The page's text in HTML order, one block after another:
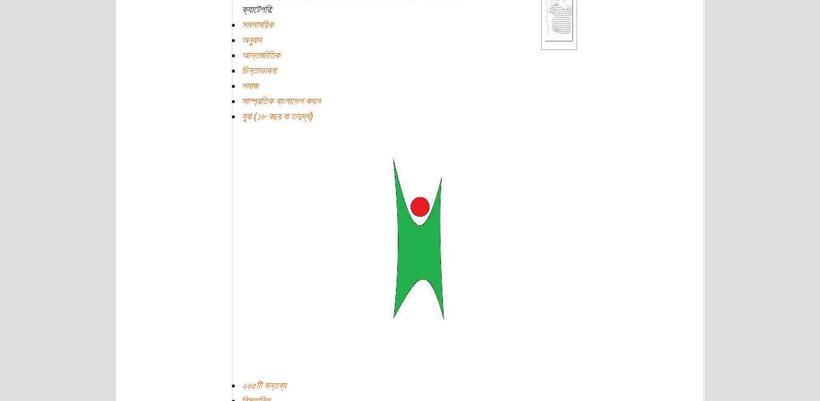
ক্যাটেগরি:
সমসাময়িক
অনুবাদ
আন্তর্জাতিক
চিন্তাভাবনা
সমাজ
সাম্প্রতিক বাংলাদেশ কথন
যুবা (১৮ বছর বা তদুর্দ্ধ)
২৬৫টি মন্তব্য